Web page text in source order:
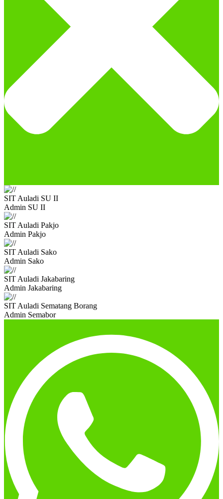
SIT Auladi SU II
Admin SU II
SIT Auladi Pakjo
Admin Pakjo
SIT Auladi Sako
Admin Sako
SIT Auladi Jakabaring
Admin Jakabaring
SIT Auladi Sematang Borang
Admin Semabor